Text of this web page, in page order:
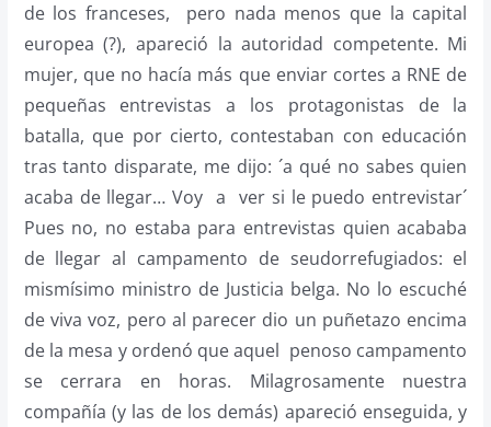
de los franceses, pero nada menos que la capital
europea (?), apareció la autoridad competente. Mi
mujer, que no hacía más que enviar cortes a RNE de
pequeñas entrevistas a los protagonistas de la
batalla, que por cierto, contestaban con educación
tras tanto disparate, me dijo: ´a qué no sabes quien
acaba de llegar… Voy a ver si le puedo entrevistar´
Pues no, no estaba para entrevistas quien acababa
de llegar al campamento de seudorrefugiados: el
mismísimo ministro de Justicia belga. No lo escuché
de viva voz, pero al parecer dio un puñetazo encima
de la mesa y ordenó que aquel penoso campamento
se cerrara en horas. Milagrosamente nuestra
compañía (y las de los demás) apareció enseguida, y